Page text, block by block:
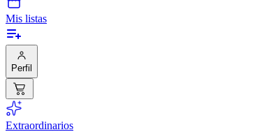
Mis listas
Perfil
Extraordinarios